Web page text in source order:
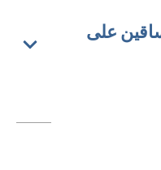
على